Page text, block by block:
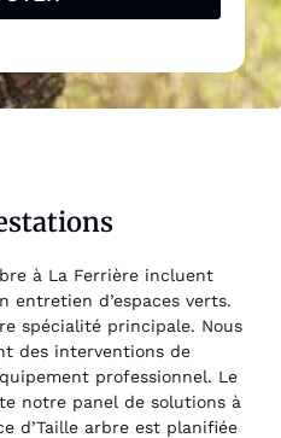
à La Ferrière incluent
entretien d’espaces verts.
spécialité principale. Nous
des interventions de
professionnel. Le
notre panel de solutions à
d’Taille arbre est planifiée